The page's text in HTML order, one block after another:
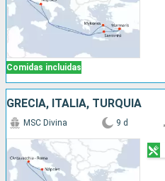
Comidas incluidas
GRECIA, ITALIA, TURQUÍA
MSC Divina 9 d